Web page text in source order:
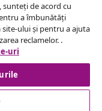
sunteți de acord cu
a îmbunătăți
site-ului și pentru a ajuta
reclamelor. .
uri